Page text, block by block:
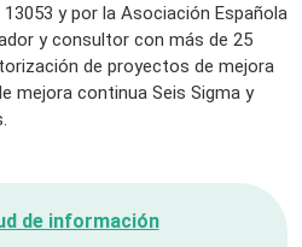
y por la Asociación Española
y consultor con más de 25
de proyectos de mejora
mejora continua Seis Sigma y
de información